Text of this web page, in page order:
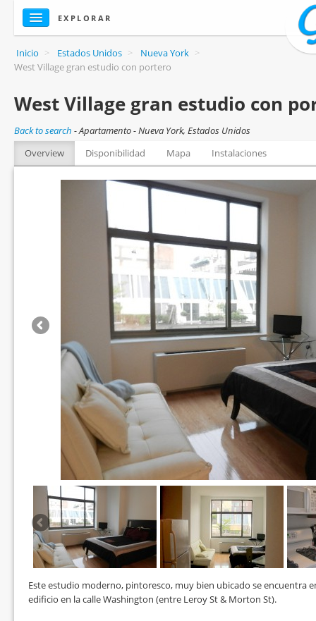
EXPLORAR
Inicio > Estados Unidos > Nueva York >
West Village gran estudio con portero
West Village gran estudio con
Back to search -Apartamento - Nueva York, Estados Unidos
Overview
Disponibilidad Mapa Instalaciones
Este estudio moderno, pintoresco, muy bien ubicado se encuentra
edificio en la calle Washington (entre Leroy St & Morton St).